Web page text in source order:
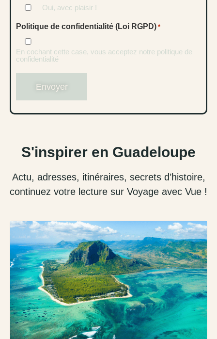
Oui, avec plaisir !
Politique de confidentialité (Loi RGPD) *
En cochant cette case, vous acceptez notre politique de
confidentialité
S'inspirer en Guadeloupe
Actu, adresses, itinéraires, secrets d’histoire,
continuez votre lecture sur Voyage avec Vue !